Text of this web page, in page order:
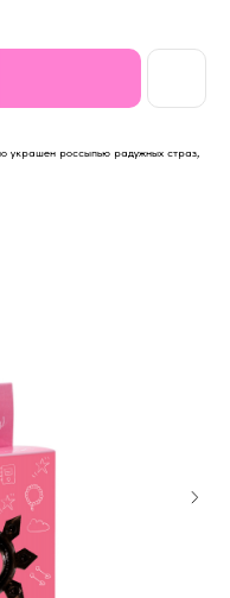
украшен россыпью радужных страз,